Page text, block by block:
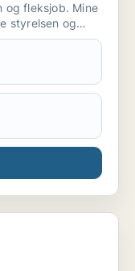
og fleksjob. Mine
styrelsen og